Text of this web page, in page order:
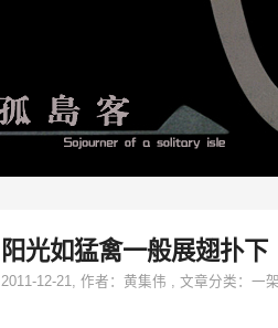
阳光如猛禽一般展翅扑下
2011-12-21, 作者： 黄集伟 , 文章分类： 一